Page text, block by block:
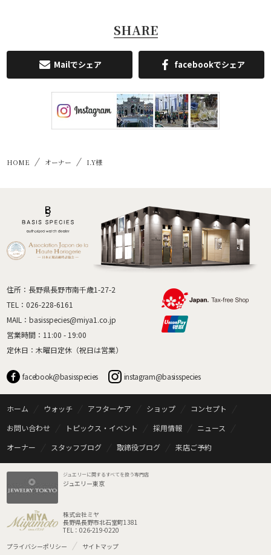
SHARE
Mailでシェア facebookでシェア
HOME オーナー I.Y様
住所：長野県長野市南千歳1-27-2
TEL： 026-228-6161
MAIL： basisspecies@miya1.co.jp
営業時間：11:00 - 19:00
定休日：木曜日定休（祝日は営業）
facebook@basisspecies instagram@basisspecies
ホーム ウォッチ アフターケア ショップ
コンセプト
お問い合わせ
トピックス・イベント 採用情報
ニュース
オーナー
スタッフブログ 取締役ブログ 来店ご予約
ジュエリーに関するすべてを扱う専門店
ジュエリー東京
株式会社ミヤ
長野県長野市北石堂町1381
TEL：026-219-0220
プライバシーポリシー
サイトマップ